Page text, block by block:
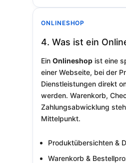
ONLINESHOP
4. Was ist ein
Ein Onlineshopist eine
einer Webseite, bei der
Dienstleistungen direkt
werden. Warenkorb,
Zahlungsabwicklung
Mittelpunkt.
Produktübersichten &
Warenkorb &